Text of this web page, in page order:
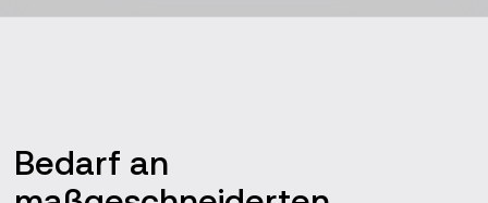
Bedarf an